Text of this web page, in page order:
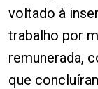
voltado à
trabalho por
remunerada,
que